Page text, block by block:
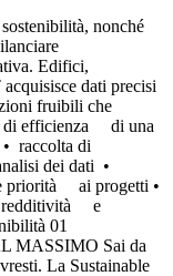
nonché
Edifici,
dati precisi
fruibili che
di efficienza di una
raccolta di
dei dati •
priorità ai progetti •
redditività e
01
MASSIMO Sai da
La Sustainable